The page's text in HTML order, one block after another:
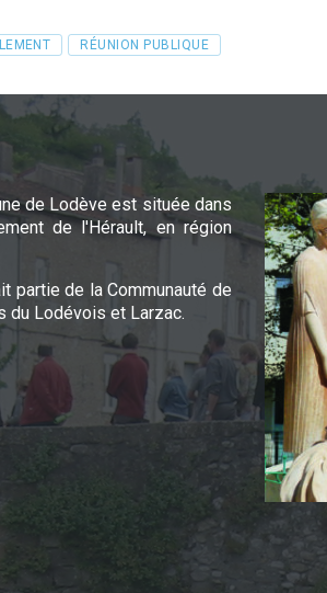
RÉUNION PUBLIQUE
de Lodève est située dans
de l'Hérault, en région
partie de la Communauté de
du Lodévois et Larzac.